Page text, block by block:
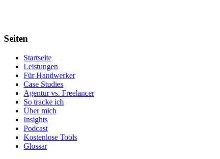
Seiten
Startseite
Leistungen
Für Handwerker
Case Studies
Agentur vs. Freelancer
So tracke ich
Über mich
Insights
Podcast
Kostenlose Tools
Glossar